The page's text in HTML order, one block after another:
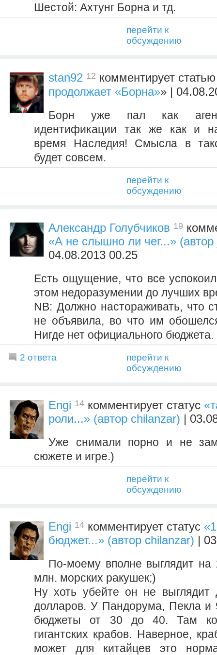
Шестой: Ахтунг Борна и тд.
перейти к
обсуждению
stan92 12 комментирует
продолжает «Борна»» |
Борн уже пал как
идентификации так же как и
время Наследия! Смысла в
будет совсем.
перейти к
обсуждению
Александр Голубчиков 19
«А не слышно ли чег...» (автор
04.08.2013 00.25
Есть ощущение, что все
этом недоразумении до лучших
NB: Должно настораживать, что
не объявила, во что им
Нигде нет официального бюджета.
2 ответа
перейти к
обсуждению
Engi 14 комментирует статус
роли...» (автор chilanzar) |
Уже снимали порно и не
сюжете и игре.)
перейти к
обсуждению
Engi 14 комментирует статус
бюджет...» (автор chilanzar) |
По-моему вполне выглядит
млн. морских ракушек;)
Ну хоть убейте он не
долларов. У Пандорума, Пекла и
бюджеты от 30 до 40. Там
гигантских крабов. Наверное,
может для китайцев это